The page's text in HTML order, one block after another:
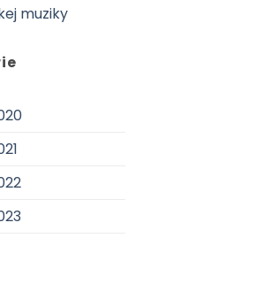
muziky